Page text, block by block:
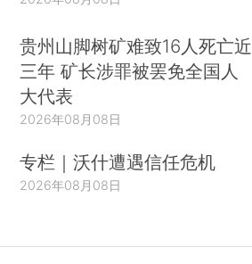
贵州山脚树矿难致16人死亡近
三年 矿长涉罪被罢免全国人
大代表
2026年08月08日
专栏｜沃什遭遇信任危机
2026年08月08日